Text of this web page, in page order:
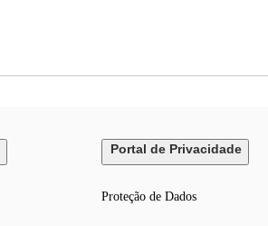
Portal de Privacidade
Proteção de Dados